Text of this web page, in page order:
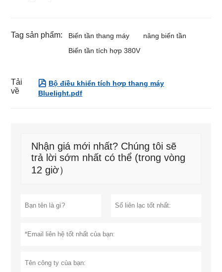
Tag sản phẩm: Biến tần thang máy
nâng biến tần
Biến tần tích hợp 380V
Tải
về
 Bộ điều khiển tích hợp thang máy
Bluelight.pdf
Nhận giá mới nhất? Chúng tôi sẽ
trả lời sớm nhất có thể (trong vòng
12 giờ）